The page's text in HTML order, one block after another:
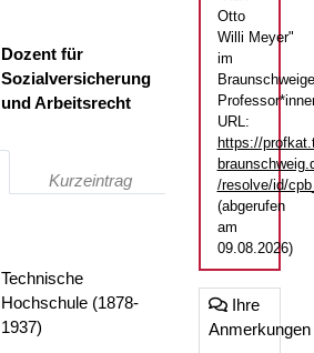
Dozent für
Sozialversicherung
und Arbeitsrecht
Kurzeintrag
Technische
Hochschule (1878-
1937)
Otto
Willi Meyer"
im
URL:
https://
/resolve/id/
(abgerufen
am
09.08.2026)
Ihre
Anmerkungen